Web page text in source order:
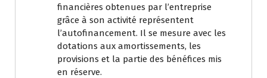
financières obtenues par l’entreprise
grâce à son activité représentent
l’autofinancement. Il se mesure avec les
dotations aux amortissements, les
provisions et la partie des bénéfices mis
en réserve.